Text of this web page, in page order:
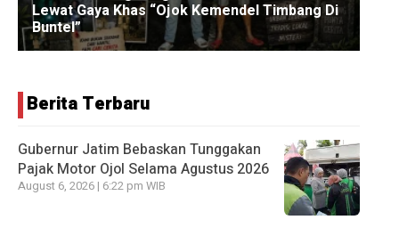
Berita Terbaru
Gubernur Jatim Bebaskan Tunggakan
Pajak Motor Ojol Selama Agustus 2026
August 6, 2026 | 6:22 pm WIB